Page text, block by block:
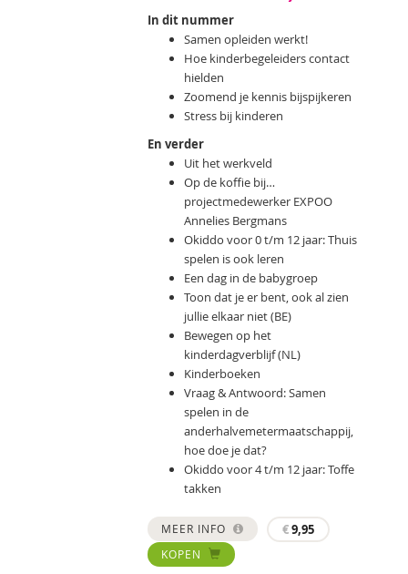
In dit nummer
Samen opleiden werkt!
Hoe kinderbegeleiders contact
hielden
Zoomend je kennis bijspijkeren
Stress bij kinderen
En verder
Uit het werkveld
Op de koffie bij…
projectmedewerker EXPOO
Annelies Bergmans
Okiddo voor 0 t/m 12 jaar: Thuis
spelen is ook leren
Een dag in de babygroep
Toon dat je er bent, ook al zien
jullie elkaar niet (BE)
Bewegen op het
kinderdagverblijf (NL)
Kinderboeken
Vraag & Antwoord: Samen
spelen in de
anderhalvemetermaatschappij,
hoe doe je dat?
Okiddo voor 4 t/m 12 jaar: Toffe
takken
MEER INFO €9,95
KOPEN